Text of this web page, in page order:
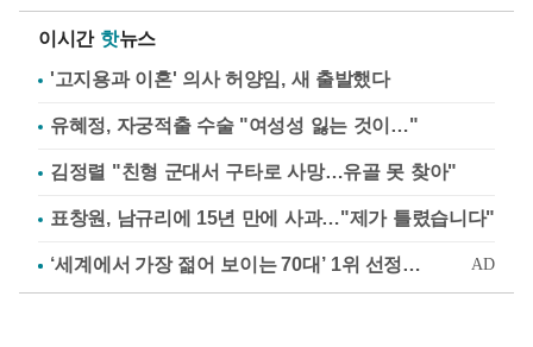
이시간 핫뉴스
'고지용과 이혼' 의사 허양임, 새 출발했다
유혜정, 자궁적출 수술 "여성성 잃는 것이…"
김정렬 "친형 군대서 구타로 사망…유골 못 찾아"
표창원, 남규리에 15년 만에 사과…"제가 틀렸습니다"